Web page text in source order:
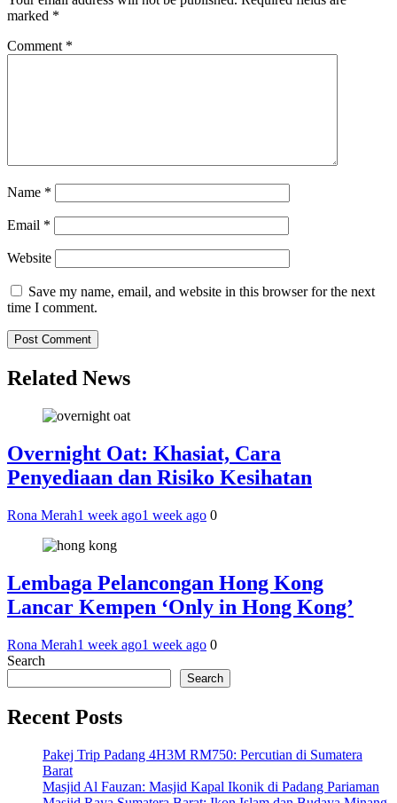
marked *
Comment *
Name *
Email *
Website
Save my name, email, and website in this browser for the next
time I comment.
Related News
Overnight Oat: Khasiat, Cara
Penyediaan dan Risiko Kesihatan
Rona Merah1 week ago1 week ago 0
Lembaga Pelancongan Hong Kong
Lancar Kempen ‘Only in Hong Kong’
Rona Merah1 week ago1 week ago 0
Search
Search
Recent Posts
Pakej Trip Padang 4H3M RM750: Percutian di Sumatera
Barat
Masjid Al Fauzan: Masjid Kapal Ikonik di Padang Pariaman